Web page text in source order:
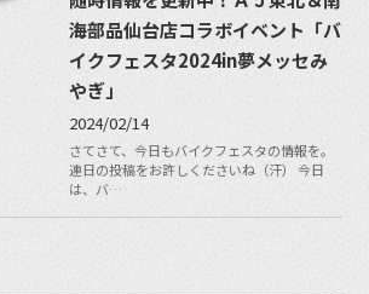
海部品仙台店コラボイベント「バ
イクフェスタ2024in夢メッセみ
やぎ」
2024/02/14
さてさて、今日もバイクフェスタの情報を。
連日の投稿をお許しくださいね（汗） 今日
は、バ…